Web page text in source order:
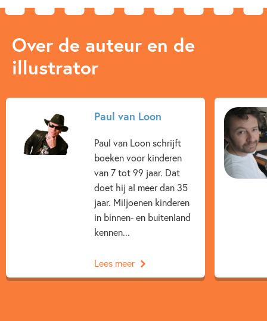
Over de auteur en de
illustrator
Paul van Loon
Paul van Loon schrijft
boeken voor kinderen
van 7 tot 99 jaar. Dat
doet hij al meer dan 35
jaar. Miljoenen kinderen
in binnen- en buitenland
kennen...
Lees meer